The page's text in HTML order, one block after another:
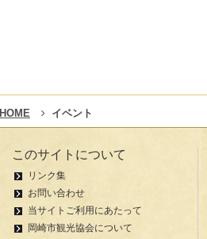
HOME イベント
このサイトについて
リンク集
お問い合わせ
当サイトご利用にあたって
岡崎市観光協会について